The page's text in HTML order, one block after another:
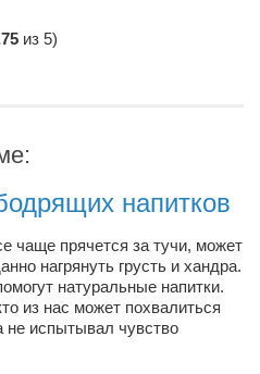
из 5)
напитков
чаще прячется за тучи, может
нагрянуть грусть и хандра.
натуральные напитки.
из нас может похвалиться
не испытывал чувство